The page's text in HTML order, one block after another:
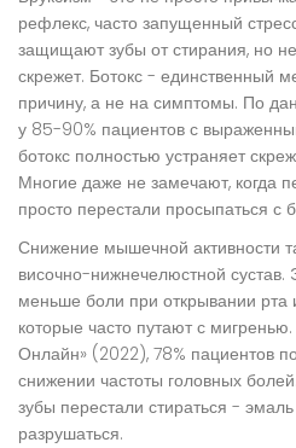
рефлекс, часто запущенный
защищают зубы от стирания, но
скрежет. Ботокс - единственный
причину, а не на симптомы. По
у 85-90% пациентов с
ботокс полностью устраняет
Многие даже не замечают, когда
просто перестали просыпаться с
Снижение мышечной активности
височно-нижнечелюстной
меньше боли при открывании
которые часто путают с
Онлайн» (2022), 78% пациентов
снижении частоты головных
зубы перестали стираться -
разрушаться.